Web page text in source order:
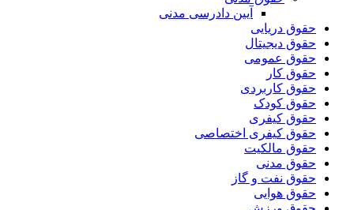
آیین دادرسی مدنی
حقوق دریایی
حقوق دیجیتال
حقوق عمومی
حقوق کار
حقوق کاربردی
حقوق کودک
حقوق کیفری
حقوق کیفری اختصاصی
حقوق مالکیت
حقوق مدنی
حقوق نفت و گاز
حقوق هوایی